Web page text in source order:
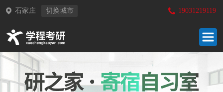
石家庄 切换城市 19031219119